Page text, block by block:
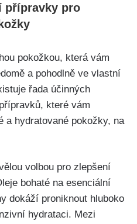
​přípravky pro
pokožkou, která vám
a pohodlně‌ ve vlastní
řada účinných‌
které vám
a‌ hydratované pokožky, na⁣
volbou pro zlepšení
bohaté na esenciální
dokáží proniknout hluboko
⁢hydrataci. Mezi